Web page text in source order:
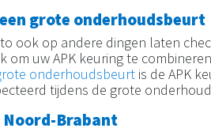
grote onderhoudsbeurt
ook op andere dingen laten
om uw APK keuring te
onderhoudsbeurt is de APK
tijdens de grote
Noord-Brabant